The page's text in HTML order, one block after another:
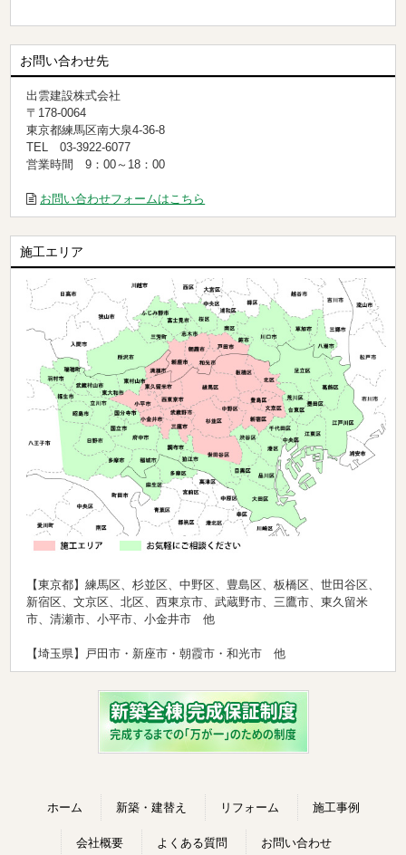
お問い合わせ先
出雲建設株式会社
〒178-0064
東京都練馬区南大泉4-36-8
TEL 03-3922-6077
営業時間 9：00～18：00
お問い合わせフォームはこちら
施工エリア
【東京都】練馬区、杉並区、中野区、豊島区、板橋区、世田谷区、
新宿区、文京区、北区、西東京市、武蔵野市、三鷹市、東久留米
市、清瀬市、小平市、小金井市 他
【埼玉県】戸田市・新座市・朝霞市・和光市 他
ホーム 新築・建替え リフォーム 施工事例
会社概要 よくある質問 お問い合わせ